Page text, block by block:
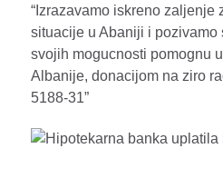
“Izrazavamo iskreno zaljenje
situacije u Abaniji i pozivamo
svojih mogucnosti pomognu
Albanije, donacijom na ziro
5188-31”